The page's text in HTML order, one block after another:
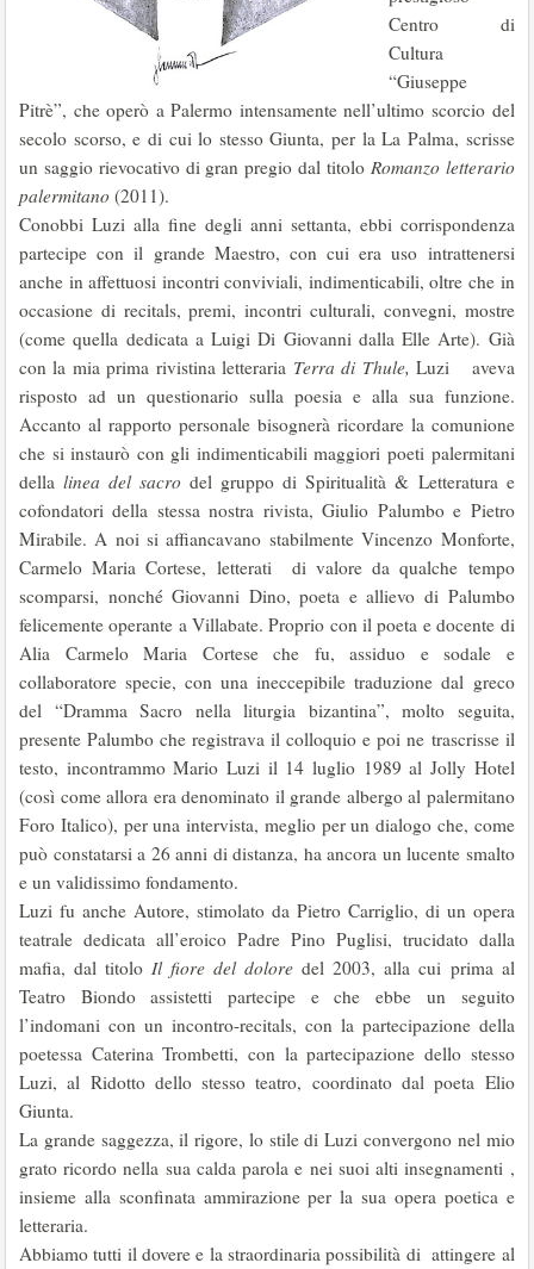
Centro di
Cultura
“Giuseppe
Pitrè”, che operò a Palermo intensamente nell’ultimo scorcio del
secolo scorso, e di cui lo stesso Giunta, per la La Palma, scrisse
un saggio rievocativo di gran pregio dal titolo Romanzo letterario
palermitano (2011).
Conobbi Luzi alla fine degli anni settanta, ebbi corrispondenza
partecipe con il grande Maestro, con cui era uso intrattenersi
anche in affettuosi incontri conviviali, indimenticabili, oltre che in
occasione di recitals, premi, incontri culturali, convegni, mostre
(come quella dedicata a Luigi Di Giovanni dalla Elle Arte). Già
con la mia prima rivistina letteraria Terra di Thule, Luzi aveva
risposto ad un questionario sulla poesia e alla sua funzione.
Accanto al rapporto personale bisognerà ricordare la comunione
che si instaurò con gli indimenticabili maggiori poeti palermitani
dellalinea del sacrodel gruppo di Spiritualità & Letteratura e
cofondatori della stessa nostra rivista, Giulio Palumbo e Pietro
Mirabile. A noi si affiancavano stabilmente Vincenzo Monforte,
Carmelo Maria Cortese, letterati di valore da qualche tempo
scomparsi, nonché Giovanni Dino, poeta e allievo di Palumbo
felicemente operante a Villabate. Proprio con il poeta e docente di
Alia Carmelo Maria Cortese che fu, assiduo e sodale e
collaboratore specie, con una ineccepibile traduzione dal greco
del “Dramma Sacro nella liturgia bizantina”, molto seguita,
presente Palumbo che registrava il colloquio e poi ne trascrisse il
testo, incontrammo Mario Luzi il 14 luglio 1989 al Jolly Hotel
(così come allora era denominato il grande albergo al palermitano
Foro Italico), per una intervista, meglio per un dialogo che, come
può constatarsi a 26 anni di distanza, ha ancora un lucente smalto
e un validissimo fondamento.
Luzi fu anche Autore, stimolato da Pietro Carriglio, di un opera
teatrale dedicata all’eroico Padre Pino Puglisi, trucidato dalla
mafia, dal titoloIl fiore del dolore del 2003, alla cui prima al
Teatro Biondo assistetti partecipe e che ebbe un seguito
l’indomani con un incontro-recitals, con la partecipazione della
poetessa Caterina Trombetti, con la partecipazione dello stesso
Luzi, al Ridotto dello stesso teatro, coordinato dal poeta Elio
Giunta.
La grande saggezza, il rigore, lo stile di Luzi convergono nel mio
grato ricordo nella sua calda parola e nei suoi alti insegnamenti ,
insieme alla sconfinata ammirazione per la sua opera poetica e
letteraria.
Abbiamo tutti il dovere e la straordinaria possibilità di attingere al